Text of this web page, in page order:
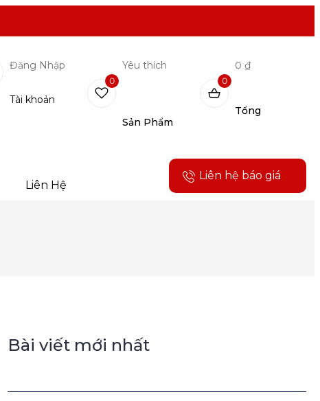
Đăng Nhập
Tài khoản
Yêu thích
Sản Phẩm
0
Tổng
0 ₫
0
Liên Hệ
Liên hệ báo giá
Bài viết mới nhất